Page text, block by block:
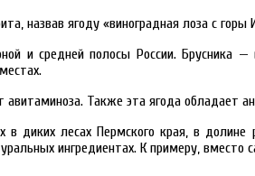
назвав ягоду «виноградная лоза с горы
и средней полосы России.
авитаминоза. Также эта ягода обладает
в диких лесах Пермского края, в
ингредиентах. К примеру,